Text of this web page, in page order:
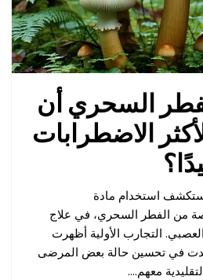
السحري أن
الاضطرابات
استخدام مادة
من الفطر السحري، في علاج
التجارب الأولية أظهرت
في تحسين حالة بعض المرضى
معهم.…